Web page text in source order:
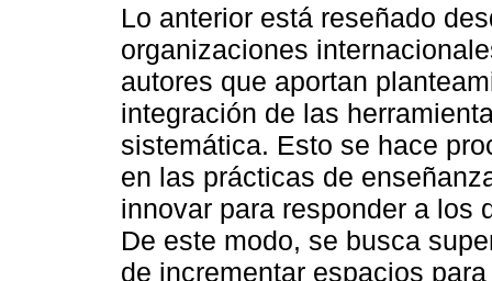
Lo anterior está reseñado
organizaciones
autores que aportan
integración de las
sistemática. Esto se hace
en las prácticas de
innovar para responder a los
De este modo, se busca
de incrementar espacios